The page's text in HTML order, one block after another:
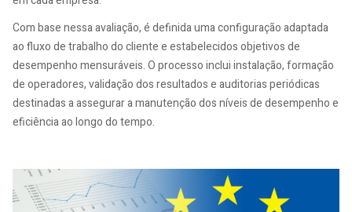
Com base nessa avaliação, é definida uma configuração adaptada
ao fluxo de trabalho do cliente e estabelecidos objetivos de
desempenho mensuráveis. O processo inclui instalação, formação
de operadores, validação dos resultados e auditorias periódicas
destinadas a assegurar a manutenção dos níveis de desempenho e
eficiência ao longo do tempo.